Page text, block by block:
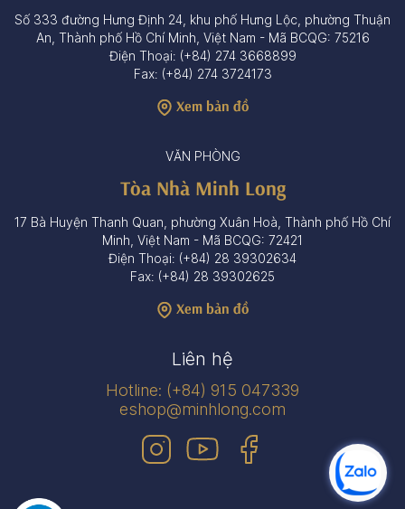
Số 333 đường Hưng Định 24, khu phố Hưng Lộc, phường Thuận
An, Thành phố Hồ Chí Minh, Việt Nam - Mã BCQG: 75216
Điện Thoại: (+84) 274 3668899
Fax: (+84) 274 3724173
Xem bản đồ
VĂN PHÒNG
Tòa Nhà Minh Long
17 Bà Huyện Thanh Quan, phường Xuân Hoà, Thành phố Hồ Chí
Minh, Việt Nam - Mã BCQG: 72421
Điện Thoại: (+84) 28 39302634
Fax: (+84) 28 39302625
Xem bản đồ
Liên hệ
Hotline: (+84) 915 047339
eshop@minhlong.com